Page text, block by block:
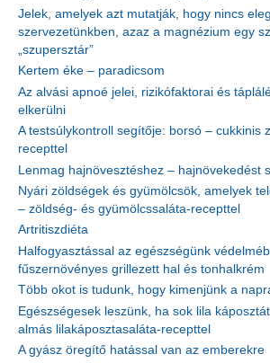
Jelek, amelyek azt mutatják, hogy nincs
szervezetünkben, azaz a magnézium egy
„szupersztár”
Kertem éke – paradicsom
Az alvási apnoé jelei, rizikófaktorai és
elkerülni
A testsúlykontroll segítője: borsó – cukkinis
recepttel
Lenmag hajnövesztéshez – hajnövekedést
Nyári zöldségek és gyümölcsök, amelyek
– zöldség- és gyümölcssaláta-recepttel
Artritiszdiéta
Halfogyasztással az egészségünk
fűszernövényes grillezett hal és tonhalkrém
Több okot is tudunk, hogy kimenjünk a
Egészségesek leszünk, ha sok lila
almás lilakáposztasaláta-recepttel
A gyász öregítő hatással van az emberekre